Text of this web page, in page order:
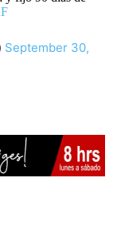
September 30,